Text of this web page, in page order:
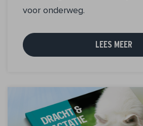
voor onderweg.
LEES MEER